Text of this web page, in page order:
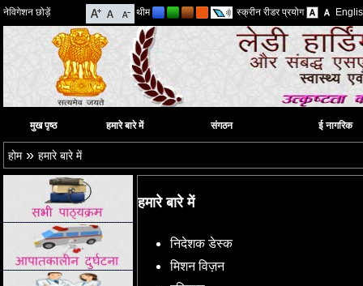
नेविगेशन छोड़ें थीम स्क्रीन रीडर प्रयोग
मुख पृष्ठ हमारे बारे में संगठन ई नागरिक
होम» हमारे बारे में
हमारे बारे में
निदेशक डेस्क
मिशन विज़न